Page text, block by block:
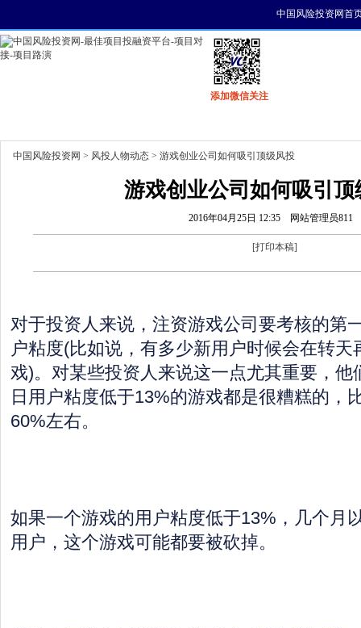
中国风险投资网首
添加微信关注
中国风险投资网 > 风投人物动态 > 游戏创业公司如何吸引顶级风投
游戏创业公司如何吸引顶
2016年04月25日 12:35 网站管理员811
[打印本稿]
对于投资人来说，注资游戏公司要考核的第
户粘度(比如说，有多少新用户时候会在转
戏)。对某些投资人来说这一点尤其重要，他
日用户粘度低于13%的游戏都是很糟糕的，
60%左右。
如果一个游戏的用户粘度低于13%，几个月
用户，这个游戏可能都要被砍掉。